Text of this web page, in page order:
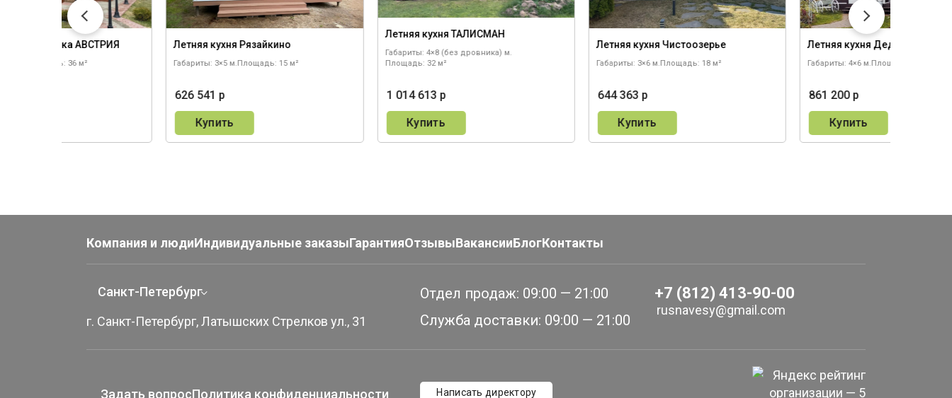
беседка АВСТРИЯ
Площадь: 36 м²
Летняя кухня Рязайкино
Габариты: 3×5 м.Площадь: 15 м²
626 541 р
Купить
Летняя кухня ТАЛИСМАН
Габариты: 4×8 (без дровника) м.
Площадь: 32 м²
1 014 613 р
Купить
Летняя кухня Чистоозерье
Габариты: 3×6 м.Площадь: 18 м²
644 363 р
Купить
Летняя кухня Деденево
Габариты: 4×6 м.Площадь: 24 м²
861 200 р
Купить
Компания и людиИндивидуальные заказыГарантияОтзывыВакансииБлогКонтакты
Санкт-Петербург
г. Санкт-Петербург, Латышских Стрелков ул., 31
Отдел продаж: 09:00 — 21:00
Служба доставки: 09:00 — 21:00
+7 (812) 413-90-00
rusnavesy@gmail.com
Задать вопросПолитика конфиденциальности Написать директору